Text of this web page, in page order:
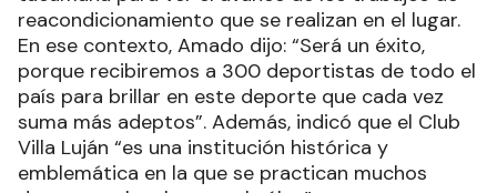
reacondicionamiento que se realizan en el lugar.
En ese contexto, Amado dijo: “Será un éxito,
porque recibiremos a 300 deportistas de todo el
país para brillar en este deporte que cada vez
suma más adeptos”. Además, indicó que el Club
Villa Luján “es una institución histórica y
emblemática en la que se practican muchos